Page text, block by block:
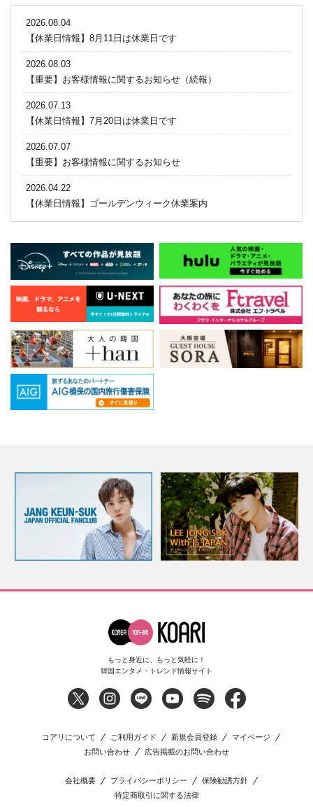
2026.08.04
【休業日情報】8月11日は休業日です
2026.08.03
【重要】お客様情報に関するお知らせ（続報）
2026.07.13
【休業日情報】7月20日は休業日です
2026.07.07
【重要】お客様情報に関するお知らせ
2026.04.22
【休業日情報】ゴールデンウィーク休業案内
もっと身近に、もっと気軽に！
韓国エンタメ・トレンド情報サイト
コアリについて ご利用ガイド 新規会員登録
マイページ
お問い合わせ
広告掲載のお問い合わせ
会社概要 プライバシーポリシー
保険勧誘方針
特定商取引に関する法律